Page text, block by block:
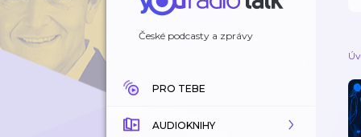
České podcasty a zprávy
PRO TEBE
AUDIOKNIHY